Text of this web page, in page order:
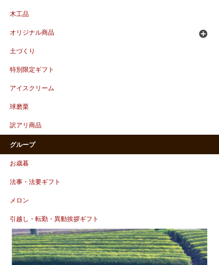
木工品
オリジナル商品
土づくり
特別限定ギフト
アイスクリーム
球磨栗
訳アリ商品
グループ
お歳暮
法事・法要ギフト
メロン
引越し・転勤・異動挨拶ギフト